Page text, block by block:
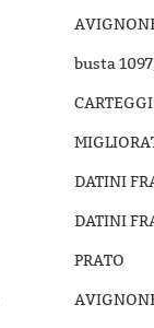
busta
DATINI
DATINI
PRATO